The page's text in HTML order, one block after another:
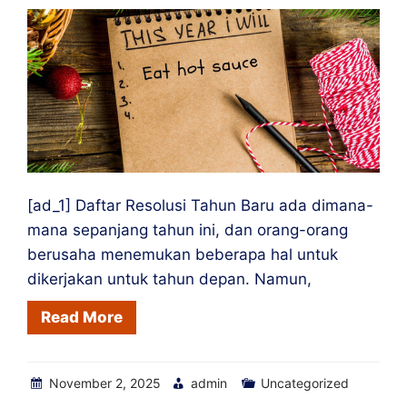
Kantor
Anda
[ad_1] Daftar Resolusi Tahun Baru ada dimana-
mana sepanjang tahun ini, dan orang-orang
berusaha menemukan beberapa hal untuk
dikerjakan untuk tahun depan. Namun,
Read More
November 2, 2025 admin Uncategorized